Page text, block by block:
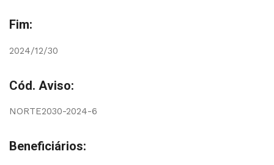
Fim:
2024/12/30
Cód. Aviso:
NORTE2030-2024-6
Beneficiários: